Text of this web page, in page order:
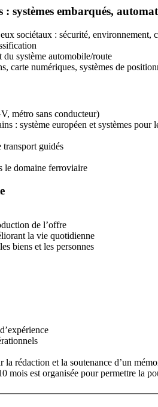
systèmes embarqués,
sociétaux : sécurité, environnement,
du système automobile/route
carte numériques, systèmes de
métro sans conducteur)
Contrôle commande des circulations des
transport guidés
le domaine ferroviaire
de l’offre
la vie quotidienne
biens et les personnes
rédaction et la soutenance d’un
mois est organisée pour permettre la